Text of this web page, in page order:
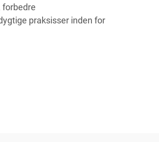
forbedre
praksisser inden for